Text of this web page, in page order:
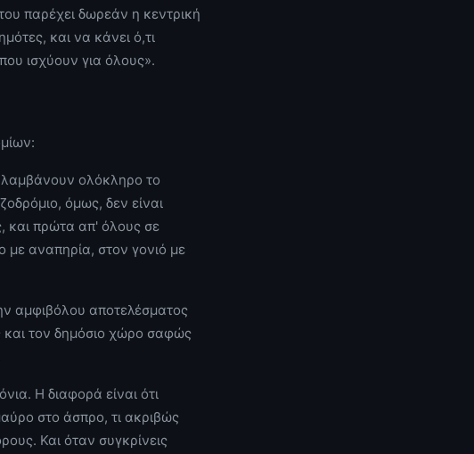
παρέχει δωρεάν η κεντρική
και να κάνει ό,τι
ισχύουν για όλους».
ολόκληρο το
όμως, δεν είναι
και πρώτα απ' όλους σε
με αναπηρία, στον γονιό με
αμφιβόλου αποτελέσματος
και τον δημόσιο χώρο σαφώς
Η διαφορά είναι ότι
στο άσπρο, τι ακριβώς
Και όταν συγκρίνεις